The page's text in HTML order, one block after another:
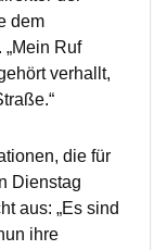
dem
„Mein Ruf
verhallt,
die für
Dienstag
aus: „Es sind
ihre